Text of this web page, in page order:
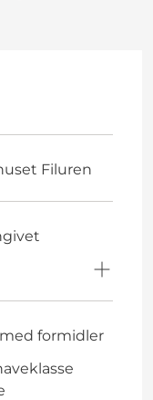
Filuren
formidler